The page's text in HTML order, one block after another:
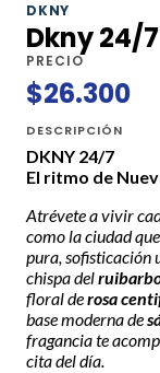
DKNY
Dkny 24/
PRECIO
$26.300
DESCRIPCIÓN
DKNY 24/7
El ritmo de
Atrévete a vivir
como la ciudad
pura, sofisticación
chispa del
floral derosa
base moderna de
fragancia te
cita del día.